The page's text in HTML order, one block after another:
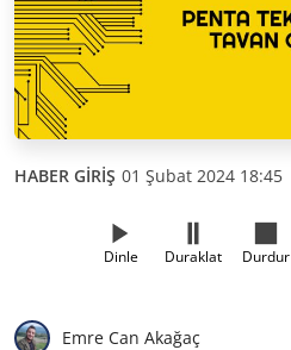
HABER GİRİŞ 01 Şubat 2024 18:45
Dinle Duraklat Durdur
Emre Can Akağaç